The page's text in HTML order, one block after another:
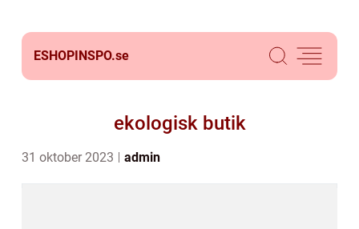
ESHOPINSPO.se
ekologisk butik
31 oktober 2023 admin